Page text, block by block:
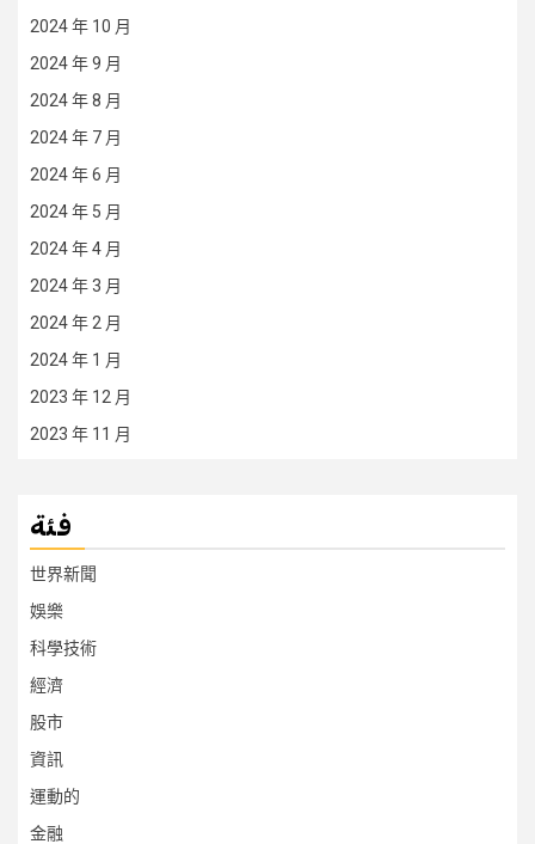
2024 年 10 月
2024 年 9 月
2024 年 8 月
2024 年 7 月
2024 年 6 月
2024 年 5 月
2024 年 4 月
2024 年 3 月
2024 年 2 月
2024 年 1 月
2023 年 12 月
2023 年 11 月
فئة
世界新聞
娛樂
科學技術
經濟
股市
資訊
運動的
金融